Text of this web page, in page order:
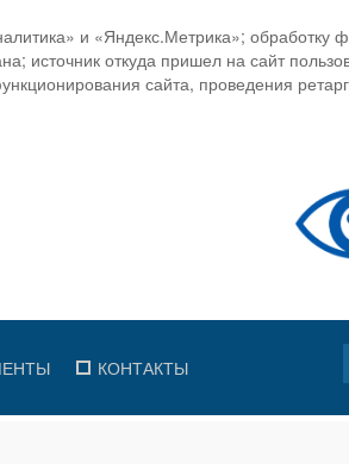
и «Яндекс.Метрика»; обработку
откуда пришел на сайт
сайта, проведения
КОНТАКТЫ